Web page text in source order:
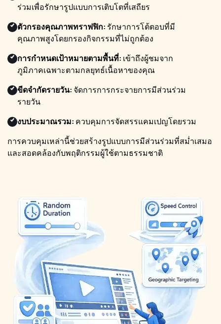
ร่วมเพื่อรักษารูปแบบการเติบโตที่เสถียร
ตัวกรองคุณภาพทราฟฟิก: รักษาการโต้ตอบที่มี
คุณภาพสูงโดยกรองกิจกรรมที่ไม่ถูกต้อง
การกำหนดเป้าหมายตามพื้นที่: เข้าถึงผู้ชมจาก
ภูมิภาคเฉพาะตามกลยุทธ์เนื้อหาของคุณ
ขีดจำกัดรายวัน: จัดการการกระจายการมีส่วนร่วม
รายวัน
งบประมาณรวม: ควบคุมการจัดสรรแคมเปญโดยรวม
การควบคุมเหล่านี้ช่วยสร้างรูปแบบการมีส่วนร่วมที่สม่ำเสมอ
และสอดคล้องกับพฤติกรรมผู้ใช้ตามธรรมชาติ